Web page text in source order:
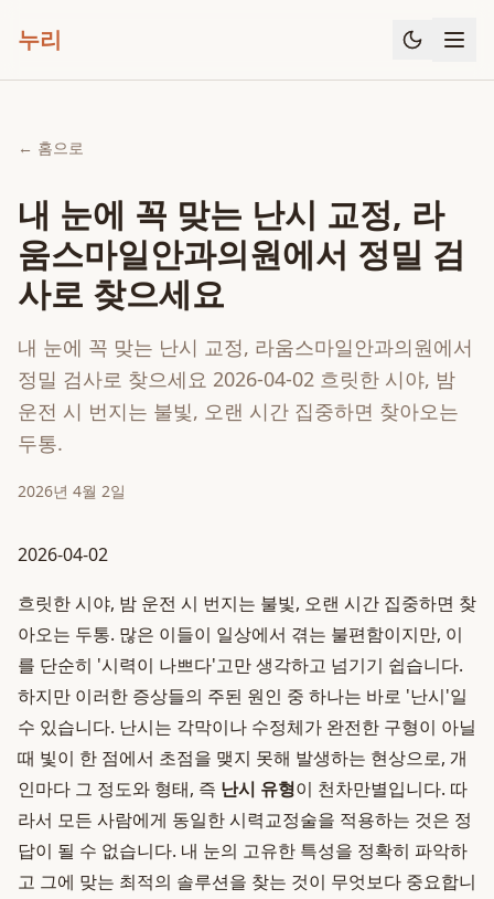
누리
← 홈으로
내 눈에 꼭 맞는 난시 교정, 라
움스마일안과의원에서 정밀 검
사로 찾으세요
내 눈에 꼭 맞는 난시 교정, 라움스마일안과의원에서
정밀 검사로 찾으세요 2026-04-02 흐릿한 시야, 밤
운전 시 번지는 불빛, 오랜 시간 집중하면 찾아오는
두통.
2026년 4월 2일
2026-04-02
흐릿한 시야, 밤 운전 시 번지는 불빛, 오랜 시간 집중하면 찾
아오는 두통. 많은 이들이 일상에서 겪는 불편함이지만, 이
를 단순히 '시력이 나쁘다'고만 생각하고 넘기기 쉽습니다.
하지만 이러한 증상들의 주된 원인 중 하나는 바로 '난시'일
수 있습니다. 난시는 각막이나 수정체가 완전한 구형이 아닐
때 빛이 한 점에서 초점을 맺지 못해 발생하는 현상으로, 개
인마다 그 정도와 형태, 즉 난시 유형이 천차만별입니다. 따
라서 모든 사람에게 동일한 시력교정술을 적용하는 것은 정
답이 될 수 없습니다. 내 눈의 고유한 특성을 정확히 파악하
고 그에 맞는 최적의 솔루션을 찾는 것이 무엇보다 중요합니